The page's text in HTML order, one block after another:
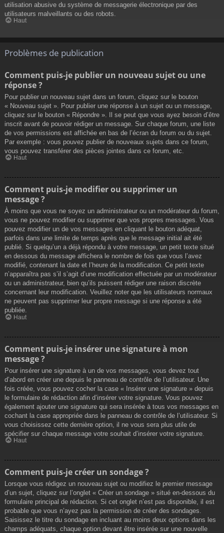
utilisation abusive du système de messagerie électronique par des
utilisateurs malveillants ou des robots.
Haut
Problèmes de publication
Comment puis-je publier un nouveau sujet ou une
réponse ?
Pour publier un nouveau sujet dans un forum, cliquez sur le bouton
« Nouveau sujet ». Pour publier une réponse à un sujet ou un message,
cliquez sur le bouton « Répondre ». Il se peut que vous ayez besoin d’être
inscrit avant de pouvoir rédiger un message. Sur chaque forum, une liste
de vos permissions est affichée en bas de l’écran du forum ou du sujet.
Par exemple : vous pouvez publier de nouveaux sujets dans ce forum,
vous pouvez transférer des pièces jointes dans ce forum, etc.
Haut
Comment puis-je modifier ou supprimer un
message ?
À moins que vous ne soyez un administrateur ou un modérateur du forum,
vous ne pouvez modifier ou supprimer que vos propres messages. Vous
pouvez modifier un de vos messages en cliquant le bouton adéquat,
parfois dans une limite de temps après que le message initial ait été
publié. Si quelqu’un a déjà répondu à votre message, un petit texte situé
en dessous du message affichera le nombre de fois que vous l’avez
modifié, contenant la date et l’heure de la modification. Ce petit texte
n’apparaîtra pas s’il s’agit d’une modification effectuée par un modérateur
ou un administrateur, bien qu’ils puissent rédiger une raison discrète
concernant leur modification. Veuillez noter que les utilisateurs normaux
ne peuvent pas supprimer leur propre message si une réponse a été
publiée.
Haut
Comment puis-je insérer une signature à mon
message ?
Pour insérer une signature à un de vos messages, vous devez tout
d’abord en créer une depuis le panneau de contrôle de l’utilisateur. Une
fois créée, vous pouvez cocher la case « Insérer une signature » depuis
le formulaire de rédaction afin d’insérer votre signature. Vous pouvez
également ajouter une signature qui sera insérée à tous vos messages en
cochant la case appropriée dans le panneau de contrôle de l’utilisateur. Si
vous choisissez cette dernière option, il ne vous sera plus utile de
spécifier sur chaque message votre souhait d’insérer votre signature.
Haut
Comment puis-je créer un sondage ?
Lorsque vous rédigez un nouveau sujet ou modifiez le premier message
d’un sujet, cliquez sur l’onglet « Créer un sondage » situé en-dessous du
formulaire principal de rédaction. Si cet onglet n’est pas disponible, il est
probable que vous n’ayez pas la permission de créer des sondages.
Saisissez le titre du sondage en incluant au moins deux options dans les
champs adéquats, chaque option devant être insérée sur une nouvelle